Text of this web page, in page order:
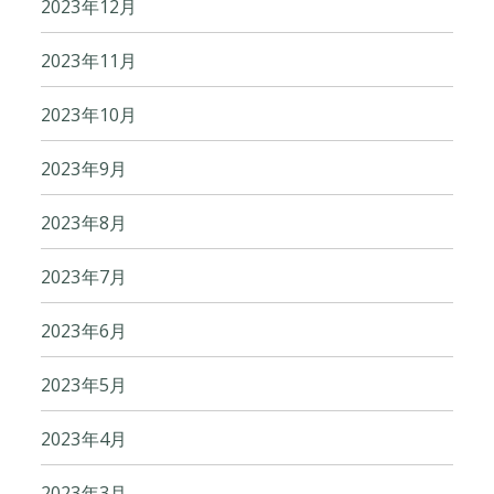
2023年12月
2023年11月
2023年10月
2023年9月
2023年8月
2023年7月
2023年6月
2023年5月
2023年4月